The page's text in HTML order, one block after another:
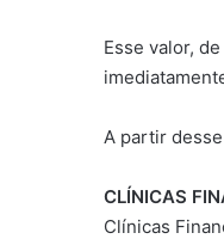
Esse valor,
A partir
CLÍNICAS
Clínicas